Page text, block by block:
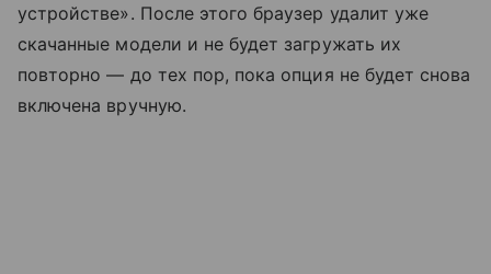
устройстве». После этого браузер удалит уже
скачанные модели и не будет загружать их
повторно — до тех пор, пока опция не будет снова
включена вручную.